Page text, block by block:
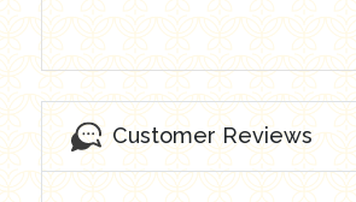
Customer Reviews